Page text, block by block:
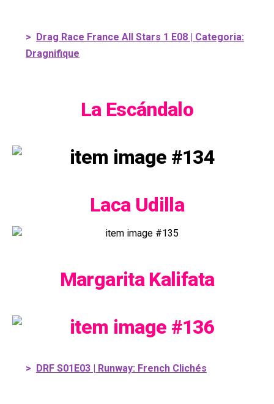
> Drag Race France All Stars 1 E08 | Categoria:
Dragnifique
La Escándalo
Laca Udilla
Margarita Kalifata
> DRF S01E03 | Runway: French Clichés